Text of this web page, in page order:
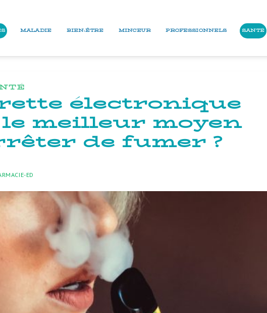
MALADIE BIEN-ÊTRE MINCEUR PROFESSIONNELS SANTÉ
électronique
le meilleur moyen
de fumer ?
ED